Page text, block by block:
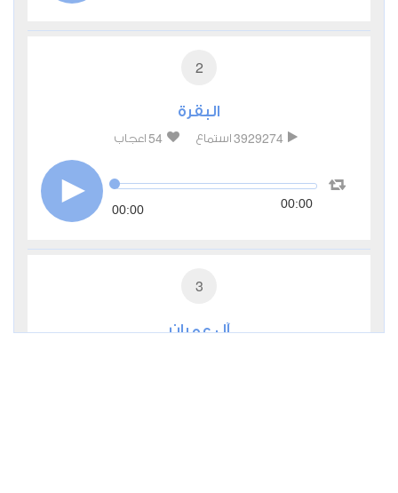
2
البقرة
3929274 استماع 54 اعجاب
00:00 00:00
3
آل عمران